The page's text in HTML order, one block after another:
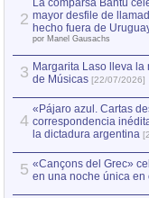
2
La comparsa Bantú
mayor desfile de
hecho fuera de
por Manel Gausachs
3 Margarita Laso lleva
de Músicas [22/07/2026]
4
«Pájaro azul. Cartas
correspondencia
la dictadura argentina
5 «Cançons del Grec»
en una noche única en